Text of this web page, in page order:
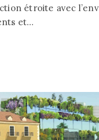
étroite avec
et...